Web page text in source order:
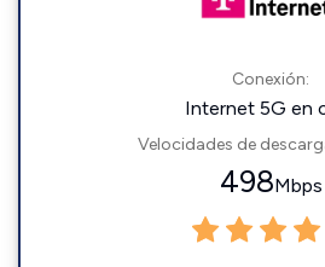
Conexión:
Internet 5G en
Velocidades de
498Mbps